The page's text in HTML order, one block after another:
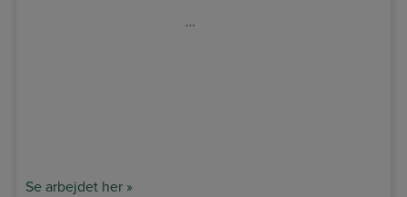
…
Se arbejdet her »